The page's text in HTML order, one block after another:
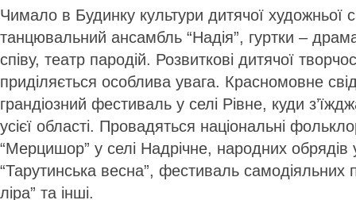
Чимало в Будинку культури дитячої художньої
танцювальний ансамбль “Надія”, гуртки –
співу, театр пародій. Розвиткові дитячої
приділяється особлива увага. Красномовне
грандіозний фестиваль у селі Рівне, куди
усієї області. Провадяться національні
“Мерцишор” у селі Надрічне, народних
“Тарутинська весна”, фестиваль самодіяльних
ліра” та інші.